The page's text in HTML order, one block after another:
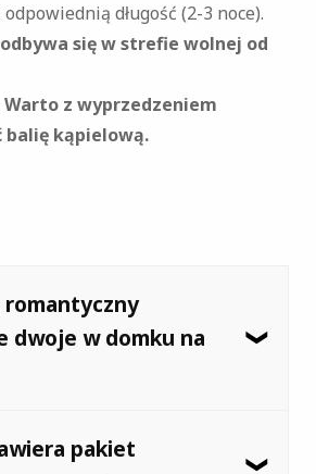
długość (2-3 noce).
się w strefie wolnej od
Warto z wyprzedzeniem
balię kąpielową.
dwoje w domku na
od sezonu i długości
ceny są zazwyczaj niższe.
pakiet